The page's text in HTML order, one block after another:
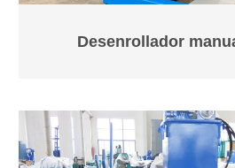
Desenrollador